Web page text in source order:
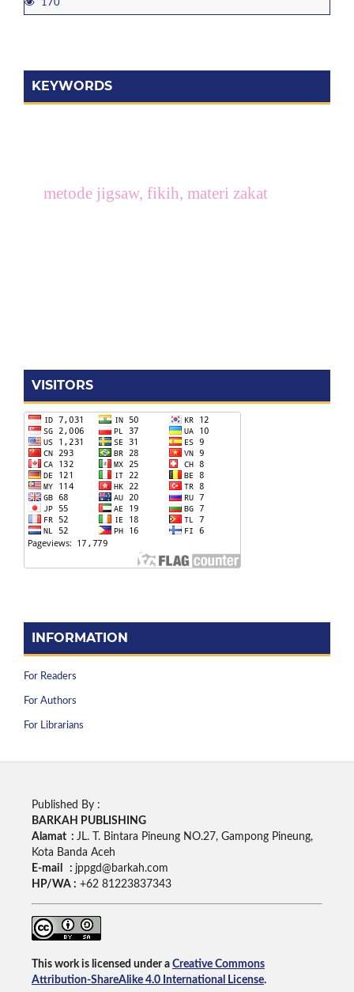
170
KEYWORDS
metode jigsaw, fikih, materi zakat
VISITORS
INFORMATION
For Readers
For Authors
For Librarians
Published By :
BARKAH PUBLISHING
Alamat : JL. T. Bintara Pineung NO.27, Gampong Pineung,
Kota Banda Aceh
E-mail : jppgd@barkah.com
HP/WA : +62 81223837343
This work is licensed under a Creative Commons
Attribution-ShareAlike 4.0 International License.